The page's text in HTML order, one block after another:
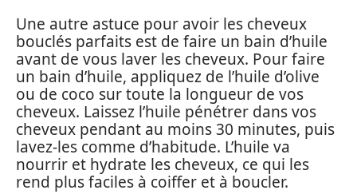
Une autre astuce pour avoir les cheveux
bouclés parfaits est de faire un bain d’huile
avant de vous laver les cheveux. Pour faire
un bain d’huile, appliquez de l’huile d’olive
ou de coco sur toute la longueur de vos
cheveux. Laissez l’huile pénétrer dans vos
cheveux pendant au moins 30 minutes, puis
lavez-les comme d’habitude. L’huile va
nourrir et hydrate les cheveux, ce qui les
rend plus faciles à coiffer et à boucler.